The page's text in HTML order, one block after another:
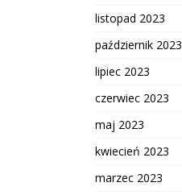
listopad 2023
październik 2023
lipiec 2023
czerwiec 2023
maj 2023
kwiecień 2023
marzec 2023